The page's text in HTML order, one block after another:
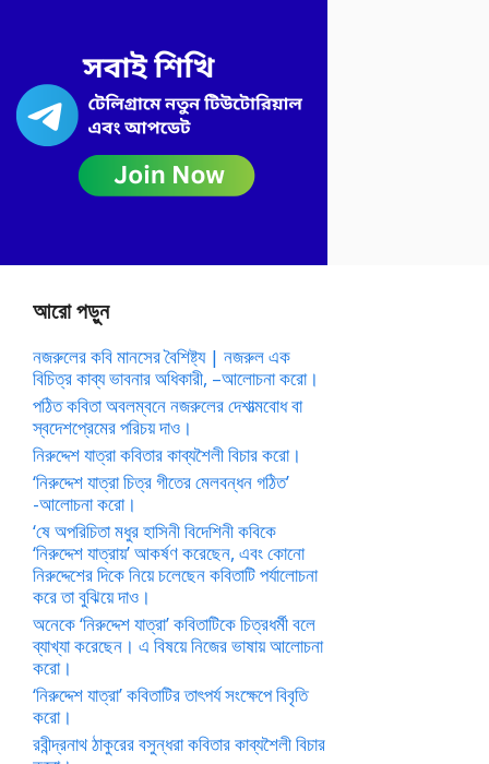
আরো পড়ুন
নজরুলের কবি মানসের বৈশিষ্ট্য | নজরুল এক
বিচিত্র কাব্য ভাবনার অধিকারী, –আলোচনা করো।
পঠিত কবিতা অবলম্বনে নজরুলের দেশাত্মবোধ বা
স্বদেশপ্রেমের পরিচয় দাও।
নিরুদ্দেশ যাত্রা কবিতার কাব্যশৈলী বিচার করো।
‘নিরুদ্দেশ যাত্রা চিত্র গীতের মেলবন্ধন গঠিত’
-আলোচনা করো।
‘ষে অপরিচিতা মধুর হাসিনী বিদেশিনী কবিকে
‘নিরুদ্দেশ যাত্রায়’ আকর্ষণ করেছেন, এবং কোনো
নিরুদ্দেশের দিকে নিয়ে চলেছেন কবিতাটি পর্যালোচনা
করে তা বুঝিয়ে দাও।
অনেকে ‘নিরুদ্দেশ যাত্রা’ কবিতাটিকে চিত্রধর্মী বলে
ব্যাখ্যা করেছেন। এ বিষয়ে নিজের ভাষায় আলোচনা
করো।
‘নিরুদ্দেশ যাত্রা’ কবিতাটির তাৎপর্য সংক্ষেপে বিবৃতি
করো।
রবীন্দ্রনাথ ঠাকুরের বসুন্ধরা কবিতার কাব্যশৈলী বিচার